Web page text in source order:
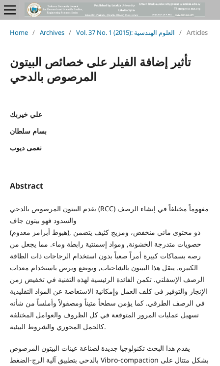
Home / Archives / Vol. 37 No. 1 (2015): العلوم الهندسية / Articles
تأثير إضافة الفيلر على خصائص البيتون
المرصوص بالدحي
علي خيربك
بسام سلطان
نعمى ديوب
Abstract
يقدم البيتون المرصوص بالدحي (RCC) مفهوماً مختلفاً في إنشاء الرصف
والسدود فهو بيتون جاف
(هبوط أبرامز معدوم), ذو محتوى مائي منخفض، ومزيج كثيف يتضمن
حصويات متدرجة الخشونة, ومواد إسمنتية رابطة وماء. مما يجعل من
رصه بسماكات كبيرة أمراً صعباً بدون استخدام الرجاجات ذات الطاقة
الكبيرة. ينقل هذا البيتون بالشاحنات, ويوضع ويرص باستخدام معدات
الرصف الإسفلتي. تكمن الفائدة الرئيسية لهذه التقنية في تخفيض زمن
الإنجاز والتوفير في كلف العمل وإمكانية الاستعاضة عن المواد التقليدية
في الرصف الطرقي. كما يؤمن سطحاً متيناً ومصقولاً وأملساً من شأنه
تسهيل عمليات المرور المتوقعة في كل الظروف والعوامل المختلفة
كالحمل المحوري والشروط البيئية.
يقدم هذا البحث تكنولوجيا جديدة لصناعة عينات البيتون المرصوص
بالدحي بتطبيق آلية الرج-الضغط Vibro-compaction بشكل متتال على